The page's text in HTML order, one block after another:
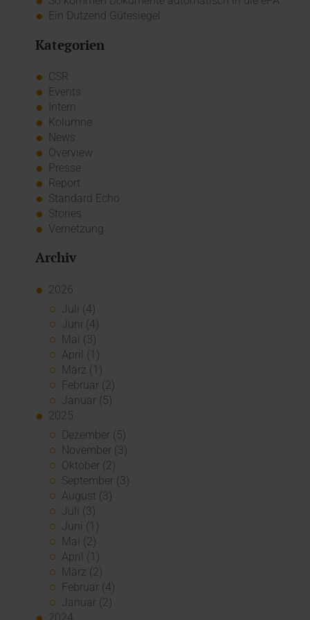
Ein Dutzend Gütesiegel
Kategorien
CSR
Events
Intern
Kolumne
News
Overview
Presse
Report
Standard Echo
Stories
Vernetzung
Archiv
2026
Juli (4)
Juni (4)
Mai (3)
April (1)
März (1)
Februar (2)
Januar (5)
2025
Dezember (5)
November (3)
Oktober (2)
September (3)
August (3)
Juli (3)
Juni (1)
Mai (2)
April (1)
März (2)
Februar (4)
Januar (2)